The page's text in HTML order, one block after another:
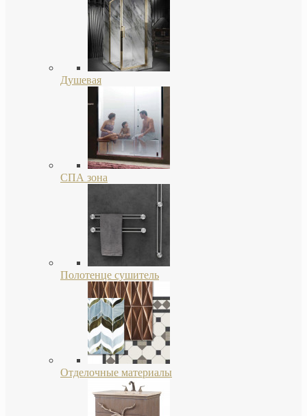
Душевая
СПА зона
Полотенце сушитель
Отделочные материалы